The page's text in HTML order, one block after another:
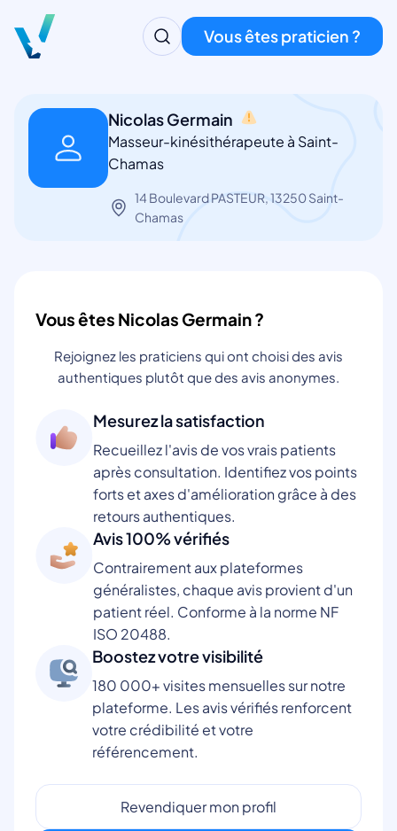
Vous êtes praticien ?
Nicolas Germain
Masseur-kinésithérapeute à Saint-
Chamas
14 Boulevard PASTEUR, 13250 Saint-
Chamas
Vous êtes Nicolas Germain ?
Rejoignez les praticiens qui ont choisi des avis
authentiques plutôt que des avis anonymes.
Mesurez la satisfaction
Recueillez l'avis de vos vrais patients
après consultation. Identifiez vos points
forts et axes d'amélioration grâce à des
retours authentiques.
Avis 100% vérifiés
Contrairement aux plateformes
généralistes, chaque avis provient d'un
patient réel. Conforme à la norme NF
ISO 20488.
Boostez votre visibilité
180 000+ visites mensuelles sur notre
plateforme. Les avis vérifiés renforcent
votre crédibilité et votre
référencement.
Revendiquer mon profil